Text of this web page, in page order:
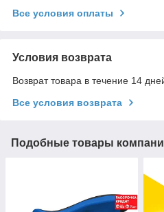
Все условия оплаты
Условия возврата
Возврат товара в течение 14
Все условия возврата
Подобные товары